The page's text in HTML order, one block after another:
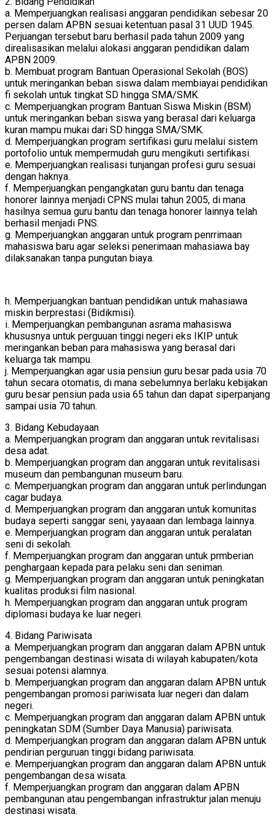
a. Memperjuangkan realisasi anggaran pendidikan sebesar 20
persen dalam APBN sesuai ketentuan pasal 31 UUD 1945.
Perjuangan tersebut baru berhasil pada tahun 2009 yang
direalisasikan melalui alokasi anggaran pendidikan dalam
APBN 2009.
b. Membuat program Bantuan Operasional Sekolah (BOS)
untuk meringankan beban siswa dalam membiayai pendidikan
fi sekolah untuk tingkat SD hingga SMA/SMK.
c. Memperjuangkan program Bantuan Siswa Miskin (BSM)
untuk meringankan beban siswa yang berasal dari keluarga
kuran mampu mukai dari SD hingga SMA/SMK.
d. Memperjuangkan program sertifikasi guru melalui sistem
portofolio untuk mempermudah guru mengikuti sertifikasi.
e. Memperjuangkan realisasi tunjangan profesi guru sesuai
dengan haknya.
f. Memperjuangkan pengangkatan guru bantu dan tenaga
honorer lainnya menjadi CPNS mulai tahun 2005, di mana
hasilnya semua guru bantu dan tenaga honorer lainnya telah
berhasil menjadi PNS.
g. Memperjuangkan anggaran untuk program penrrimaan
mahasiswa baru agar seleksi penerimaan mahasiawa bay
dilaksanakan tanpa pungutan biaya.
h. Memperjuangkan bantuan pendidikan untuk mahasiawa
miskin berprestasi (Bidikmisi).
i. Memperjuangkan pembangunan asrama mahasiswa
khususnya untuk perguuan tinggi negeri eks IKIP untuk
meringankan beban para mahasiswa yang berasal dari
keluarga tak mampu.
j. Memperjuangkan agar usia pensiun guru besar pada usia 70
tahun secara otomatis, di mana sebelumnya berlaku kebijakan
guru besar pensiun pada usia 65 tahun dan dapat siperpanjang
sampai usia 70 tahun.
3. Bidang Kebudayaan
a. Memperjuangkan program dan anggaran untuk revitalisasi
desa adat.
b. Memperjuangkan program dan anggaran untuk revitalisasi
museum dan pembangunan museum baru.
c. Memperjuangkan program dan anggaran untuk perlindungan
cagar budaya.
d. Memperjuangkan program dan anggaran untuk komunitas
budaya seperti sanggar seni, yayaaan dan lembaga lainnya.
e. Memperjuangkan program dan anggaran untuk peralatan
seni di sekolah.
f. Memperjuangkan program dan anggaran untuk prmberian
penghargaan kepada para pelaku seni dan seniman.
g. Memperjuangkan program dan anggaran untuk peningkatan
kualitas produksi film nasional.
h. Memperjuangkan program dan anggaran untuk program
diplomasi budaya ke luar negeri.
4. Bidang Pariwisata
a. Memperjuangkan program dan anggaran dalam APBN untuk
pengembangan destinasi wisata di wilayah kabupaten/kota
sesuai potensi alamnya.
b. Memperjuangkan program dan anggaran dalam APBN untuk
pengembangan promosi pariwisata luar negeri dan dalam
negeri.
c. Memperjuangkan program dan anggaran dalam APBN untuk
peningkatan SDM (Sumber Daya Manusia) pariwisata.
d. Memperjuangkan program dan anggaran dalam APBN untuk
pendirian perguruan tinggi bidang pariwisata.
e. Memperjuangkan program dan anggaran dalam APBN untuk
pengembangan desa wisata.
f. Memperjuangkan program dan anggaran dalam APBN
pembangunan atau pengembangan infrastruktur jalan menuju
destinasi wisata.